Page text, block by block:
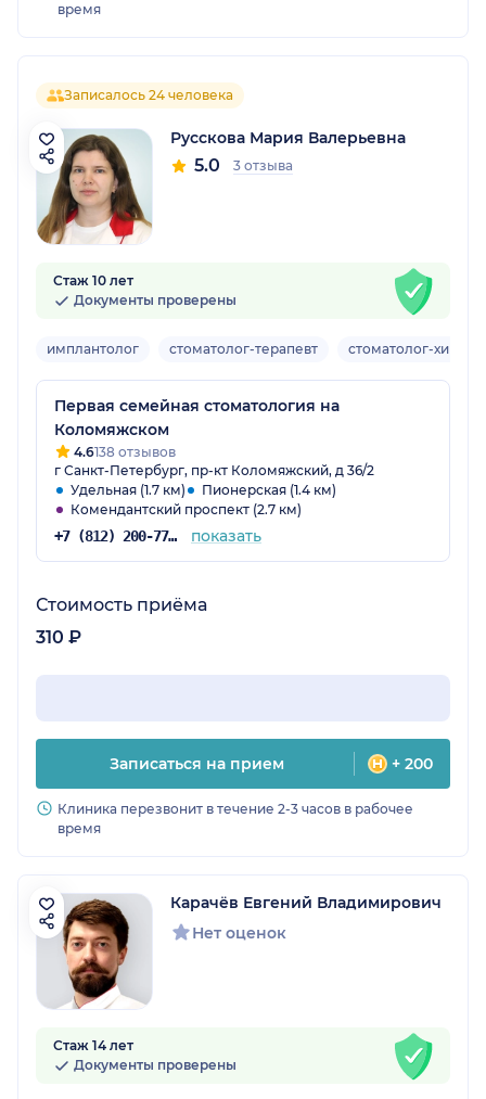
время
Записалось 24 человека
Русскова Мария Валерьевна
5.0 3 отзыва
Стаж 10 лет
Документы проверены
имплантолог стоматолог-терапевт стоматолог-хирург
Первая семейная стоматология на
Коломяжском
4.6138 отзывов
г Санкт-Петербург, пр-кт Коломяжский, д 36/2
Удельная (1.7 км)
Пионерская (1.4 км)
Комендантский проспект (2.7 км)
+7 (812) 200-77-54 показать
Стоимость приёма
310 ₽
Записаться на прием + 200
Клиника перезвонит в течение 2-3 часов в рабочее
время
Карачёв Евгений Владимирович
Нет оценок
Стаж 14 лет
Документы проверены